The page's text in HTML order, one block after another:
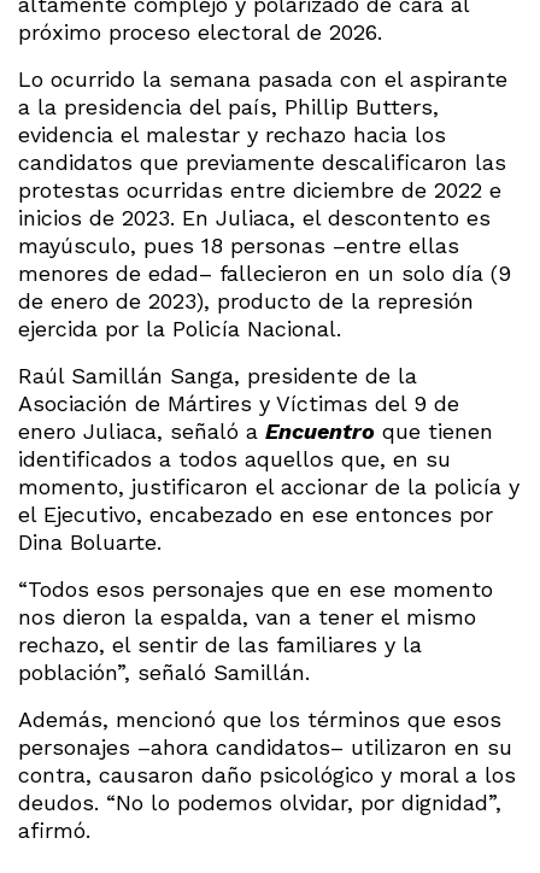
próximo proceso electoral de 2026.
Lo ocurrido la semana pasada con el aspirante
a la presidencia del país, Phillip Butters,
evidencia el malestar y rechazo hacia los
candidatos que previamente descalificaron las
protestas ocurridas entre diciembre de 2022 e
inicios de 2023. En Juliaca, el descontento es
mayúsculo, pues 18 personas –entre ellas
menores de edad– fallecieron en un solo día (9
de enero de 2023), producto de la represión
ejercida por la Policía Nacional.
Raúl Samillán Sanga, presidente de la
Asociación de Mártires y Víctimas del 9 de
enero Juliaca, señaló a Encuentro que tienen
identificados a todos aquellos que, en su
momento, justificaron el accionar de la policía y
el Ejecutivo, encabezado en ese entonces por
Dina Boluarte.
“Todos esos personajes que en ese momento
nos dieron la espalda, van a tener el mismo
rechazo, el sentir de las familiares y la
población”, señaló Samillán.
Además, mencionó que los términos que esos
personajes –ahora candidatos– utilizaron en su
contra, causaron daño psicológico y moral a los
deudos. “No lo podemos olvidar, por dignidad”,
afirmó.